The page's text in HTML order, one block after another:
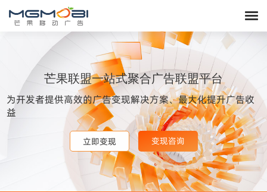
立即变现 变现咨询
芒果联盟一站式聚合广告联盟平台
为开发者提供高效的广告变现解决方案、最大化提升广告收
益
立即变现 变现咨询
立即变现 变现咨询